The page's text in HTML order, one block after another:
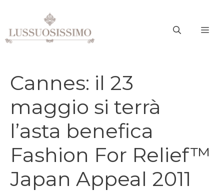
contenuto
Cannes: il 23
maggio si terrà
l’asta benefica
Fashion For Relief™
Japan Appeal 2011